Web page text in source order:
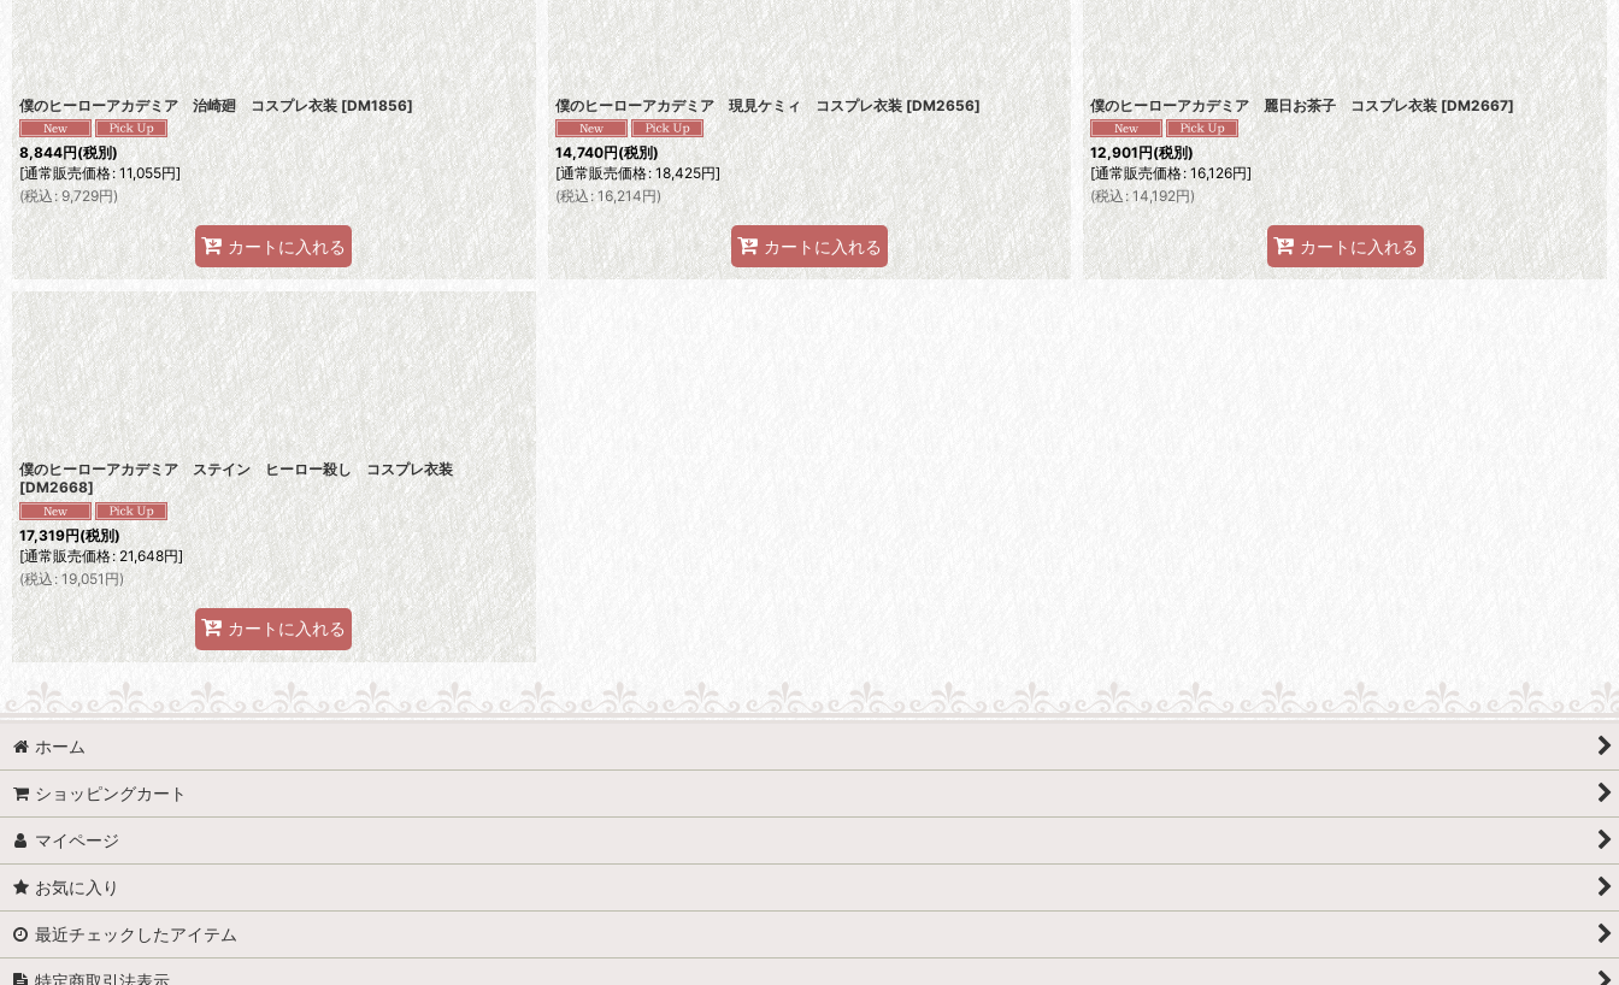
僕のヒーローアカデミア 治崎廻 コスプレ衣装 [DM1856]
8,844円(税別)
[通常販売価格: 11,055円]
(税込 : 9,729円)
カートに入れる
僕のヒーローアカデミア 現見ケミィ コスプレ衣装 [DM2656]
14,740円(税別)
[通常販売価格: 18,425円]
(税込 : 16,214円)
カートに入れる
僕のヒーローアカデミア 麗日お茶子 コスプレ衣装 [DM2667]
12,901円(税別)
[通常販売価格: 16,126円]
(税込 : 14,192円)
カートに入れる
僕のヒーローアカデミア ステイン ヒーロー殺し コスプレ衣装
[DM2668]
17,319円(税別)
[通常販売価格: 21,648円]
(税込: 19,051円)
カートに入れる
ホーム
ショッピングカート
マイページ
お気に入り
最近チェックしたアイテム
特定商取引法表示